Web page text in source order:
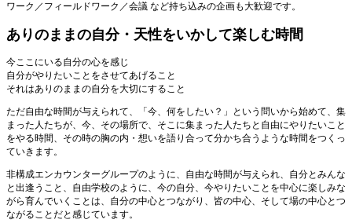
ワーク／フィールドワーク／会議 など持ち込みの企画も大歓迎です。
ありのままの自分・天性をいかして楽しむ時間
今ここにいる自分の心を感じ
自分がやりたいことをさせてあげること
それはありのままの自分を大切にすること
ただ自由な時間が与えられて、「今、何をしたい？」という問いから始めて、集
まった人たちが、今、その場所で、そこに集まった人たちと自由にやりたいこと
をやる時間、その時の胸の内・想いを語り合って分かち合うような時間をつくっ
ていきます。
非構成エンカウンターグループのように、自由な時間が与えられ、自分とみんな
と出逢うこと、自由学校のように、今の自分、今やりたいことを中心に楽しみな
がら育んでいくことは、自分の中心とつながり、皆の中心、そして場の中心とつ
ながることだと感じています。